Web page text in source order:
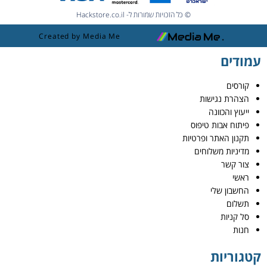
© כל הזכויות שמורות ל- Hackstore.co.il
Created by Media Me
עמודים
קורסים
הצהרת נגישות
ייעוץ והכוונה
פיתוח אבות טיפוס
תקנון האתר ופרטיות
מדיניות משלוחים
צור קשר
ראשי
החשבון שלי
תשלום
סל קניות
חנות
קטגוריות